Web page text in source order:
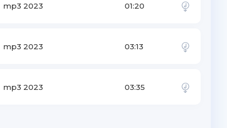
mp3 2023 01:20
mp3 2023 03:13
mp3 2023 03:35